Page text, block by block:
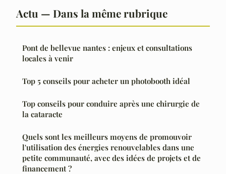
Actu — Dans la même rubrique
Pont de bellevue nantes : enjeux et consultations
locales à venir
Top 5 conseils pour acheter un photobooth idéal
Top conseils pour conduire après une chirurgie de
la cataracte
Quels sont les meilleurs moyens de promouvoir
l'utilisation des énergies renouvelables dans une
petite communauté, avec des idées de projets et de
financement ?